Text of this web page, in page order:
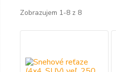
Zobrazujem 1-8 z 8